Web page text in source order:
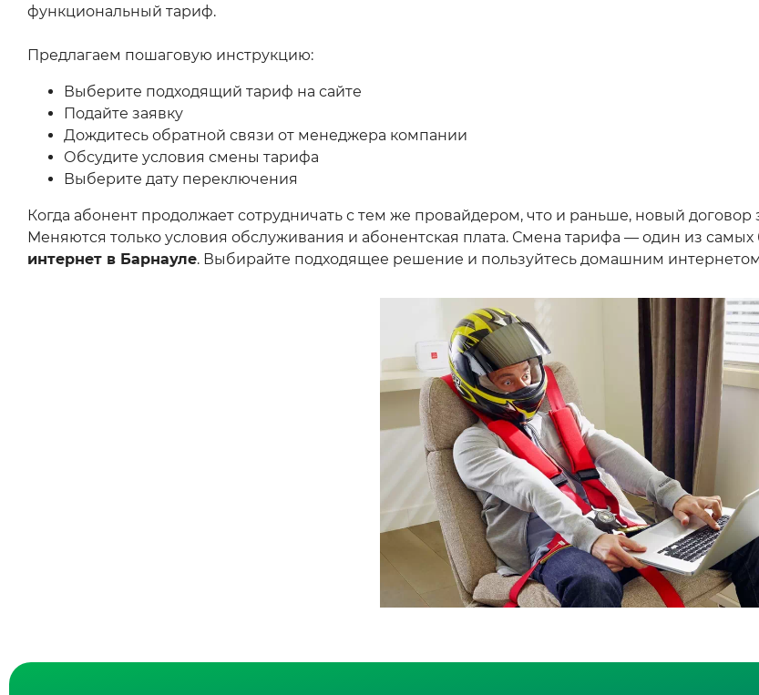
функциональный тариф.
Предлагаем пошаговую инструкцию:
Выберите подходящий тариф на сайте
Подайте заявку
Дождитесь обратной связи от менеджера компании
Обсудите условия смены тарифа
Выберите дату переключения
Когда абонент продолжает сотрудничать с тем же провайдером, что и раньше, новый
Меняются только условия обслуживания и абонентская плата. Смена тарифа — один из
интернет в Барнауле. Выбирайте подходящее решение и пользуйтесь домашним